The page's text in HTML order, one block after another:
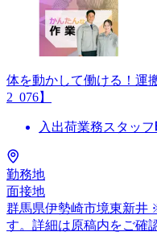
体を動かして働ける！運
2_076】
入出荷業務スタッフ
勤務地
面接地
群馬県伊勢崎市境東新井
す。詳細は原稿内をご確